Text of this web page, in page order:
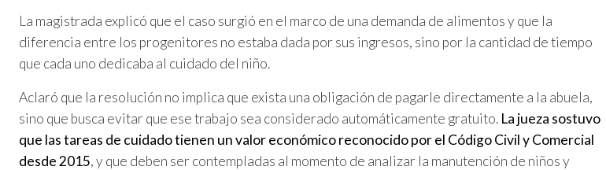
La magistrada explicó que el caso surgió en el marco de una demanda de alimentos y que la
diferencia entre los progenitores no estaba dada por sus ingresos, sino por la cantidad de tiempo
que cada uno dedicaba al cuidado del niño.
Aclaró que la resolución no implica que exista una obligación de pagarle directamente a la abuela,
sino que busca evitar que ese trabajo sea considerado automáticamente gratuito. La jueza sostuvo
que las tareas de cuidado tienen un valor económico reconocido por el Código Civil y Comercial
desde 2015, y que deben ser contempladas al momento de analizar la manutención de niños y